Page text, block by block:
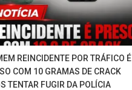
REINCIDENTE POR TRÁFICO É
COM 10 GRAMAS DE CRACK
TENTAR FUGIR DA POLÍCIA